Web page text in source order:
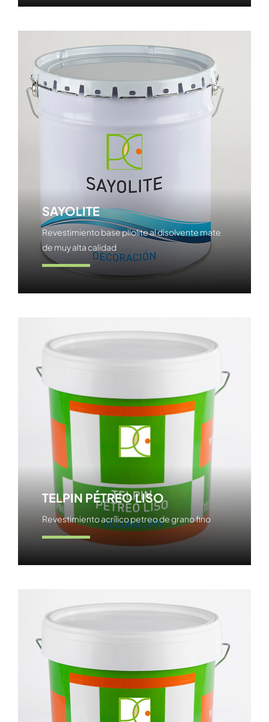
SAYOLITE
Revestimiento base pliolite al disolvente mate
de muy alta calidad
Ver producto
TELPIN PÉTREO LISO
Revestimiento acrílico petreo de grano fino
Ver producto